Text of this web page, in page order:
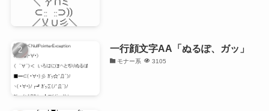
一行顔文字AA「ぬるぽ、ガッ」
モナー系 3105